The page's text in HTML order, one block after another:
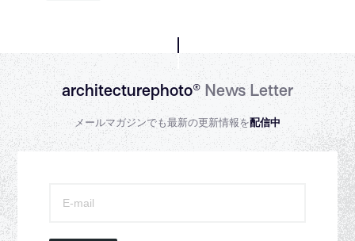
architecturephoto®News Letter
メールマガジンでも最新の更新情報を配信中